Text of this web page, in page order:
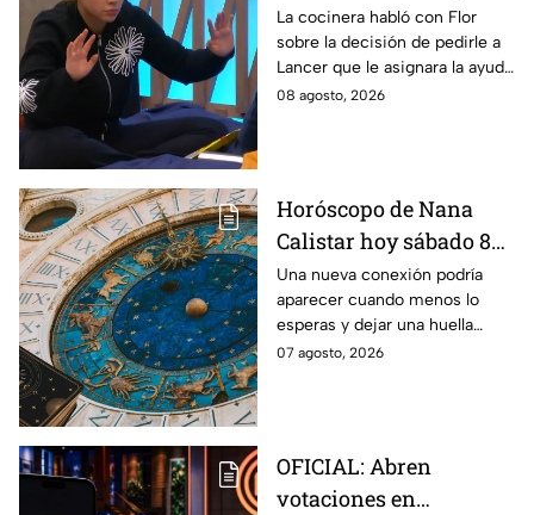
Ramahá en la pasada
gala de salvación de
MasterChef 24/7
La cocinera habló con Flor
sobre la decisión de pedirle a
Lancer que le asignara la ayuda
de Ramahá y no la de Daniela
08 agosto, 2026
Horóscopo de Nana
Calistar hoy sábado 8
de agosto del 2026 para
cada signo; una
conexión inesperada
podría transformar tus
Una nueva conexión podría
aparecer cuando menos lo
esperas y dejar una huella
importante.
07 agosto, 2026
OFICIAL: Abren
votaciones en